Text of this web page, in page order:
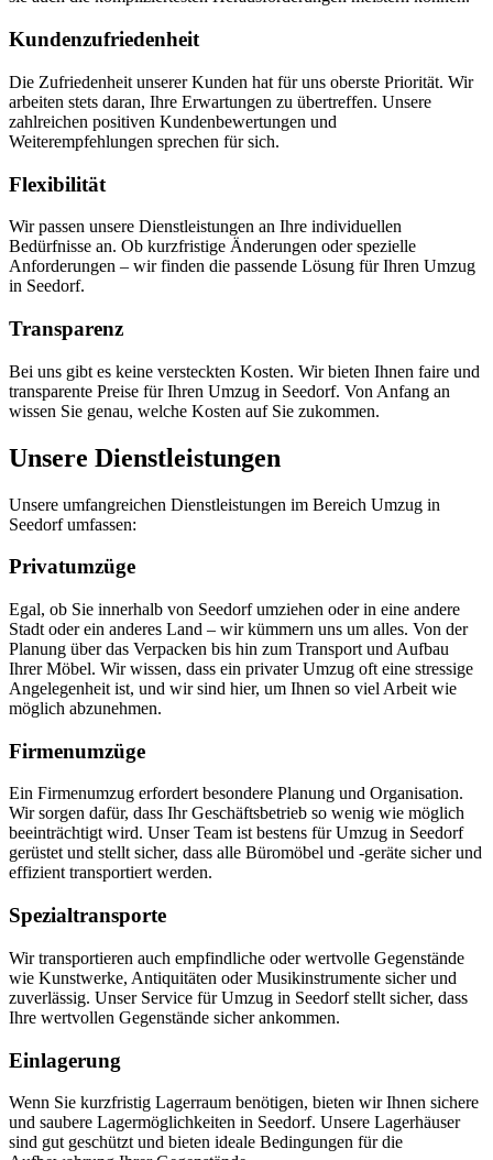
Kundenzufriedenheit
Die Zufriedenheit unserer Kunden hat für uns oberste Priorität. Wir
arbeiten stets daran, Ihre Erwartungen zu übertreffen. Unsere
zahlreichen positiven Kundenbewertungen und
Weiterempfehlungen sprechen für sich.
Flexibilität
Wir passen unsere Dienstleistungen an Ihre individuellen
Bedürfnisse an. Ob kurzfristige Änderungen oder spezielle
Anforderungen – wir finden die passende Lösung für Ihren Umzug
in Seedorf.
Transparenz
Bei uns gibt es keine versteckten Kosten. Wir bieten Ihnen faire und
transparente Preise für Ihren Umzug in Seedorf. Von Anfang an
wissen Sie genau, welche Kosten auf Sie zukommen.
Unsere Dienstleistungen
Unsere umfangreichen Dienstleistungen im Bereich Umzug in
Seedorf umfassen:
Privatumzüge
Egal, ob Sie innerhalb von Seedorf umziehen oder in eine andere
Stadt oder ein anderes Land – wir kümmern uns um alles. Von der
Planung über das Verpacken bis hin zum Transport und Aufbau
Ihrer Möbel. Wir wissen, dass ein privater Umzug oft eine stressige
Angelegenheit ist, und wir sind hier, um Ihnen so viel Arbeit wie
möglich abzunehmen.
Firmenumzüge
Ein Firmenumzug erfordert besondere Planung und Organisation.
Wir sorgen dafür, dass Ihr Geschäftsbetrieb so wenig wie möglich
beeinträchtigt wird. Unser Team ist bestens für Umzug in Seedorf
gerüstet und stellt sicher, dass alle Büromöbel und -geräte sicher und
effizient transportiert werden.
Spezialtransporte
Wir transportieren auch empfindliche oder wertvolle Gegenstände
wie Kunstwerke, Antiquitäten oder Musikinstrumente sicher und
zuverlässig. Unser Service für Umzug in Seedorf stellt sicher, dass
Ihre wertvollen Gegenstände sicher ankommen.
Einlagerung
Wenn Sie kurzfristig Lagerraum benötigen, bieten wir Ihnen sichere
und saubere Lagermöglichkeiten in Seedorf. Unsere Lagerhäuser
sind gut geschützt und bieten ideale Bedingungen für die